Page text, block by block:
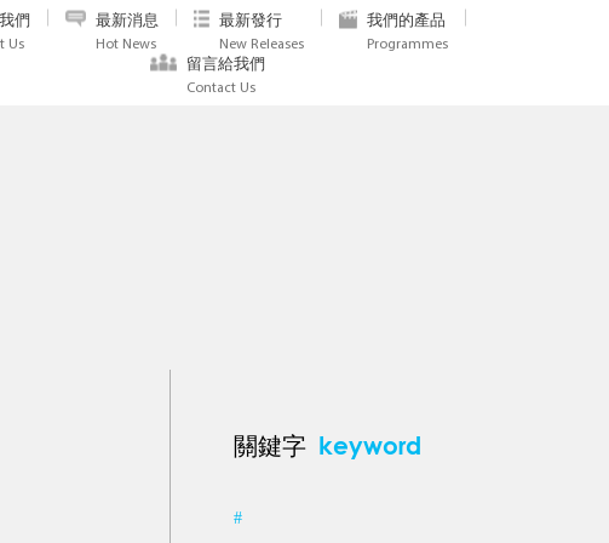
們
Us
最新消息
Hot News
最新發行
New Releases
我們的產品
Programmes
留言給我們
Contact Us
關鍵字 keyword
#